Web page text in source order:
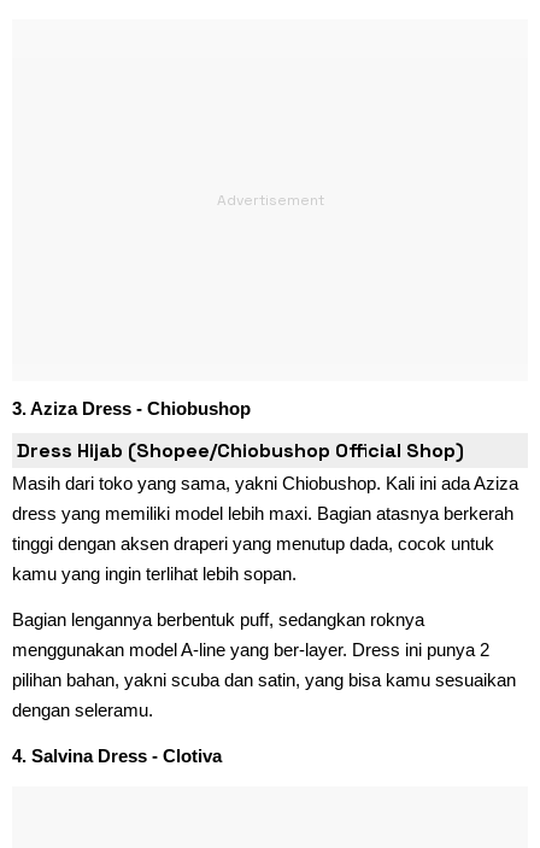
3. Aziza Dress - Chiobushop
Dress Hijab (Shopee/Chiobushop Official Shop)
Masih dari toko yang sama, yakni Chiobushop. Kali ini ada Aziza
dress yang memiliki model lebih maxi. Bagian atasnya berkerah
tinggi dengan aksen draperi yang menutup dada, cocok untuk
kamu yang ingin terlihat lebih sopan.
Bagian lengannya berbentuk puff, sedangkan roknya
menggunakan model A-line yang ber-layer. Dress ini punya 2
pilihan bahan, yakni scuba dan satin, yang bisa kamu sesuaikan
dengan seleramu.
4. Salvina Dress - Clotiva